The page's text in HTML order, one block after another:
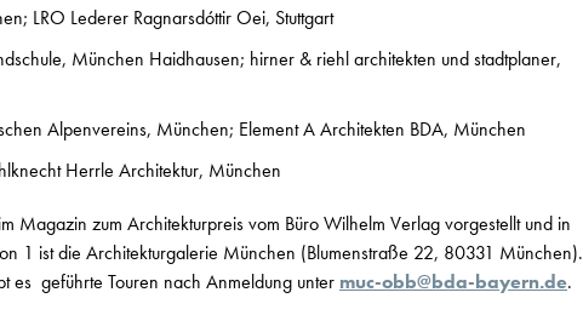
LRO Lederer Ragnarsdóttir Oei, Stuttgart
München Haidhausen; hirner & riehl architekten und stadtplaner,
Alpenvereins, München; Element A Architekten BDA, München
Herrle Architektur, München
Magazin zum Architekturpreis vom Büro Wilhelm Verlag vorgestellt und in
1 ist die Architekturgalerie München (Blumenstraße 22, 80331 München).
es geführte Touren nach Anmeldung unter muc-obb@bda-bayern.de.